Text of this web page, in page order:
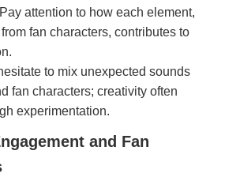
attention to how each element,
fan characters, contributes to
to mix unexpected sounds
fan characters; creativity often
experimentation.
and Fan